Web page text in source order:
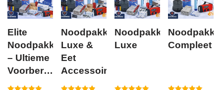
Elite
Noodpakket
– Ultieme
Voorbereiding
voor
Noodpakket
Luxe &
Eet
Accessoires
Noodpakket
Luxe
Compleet